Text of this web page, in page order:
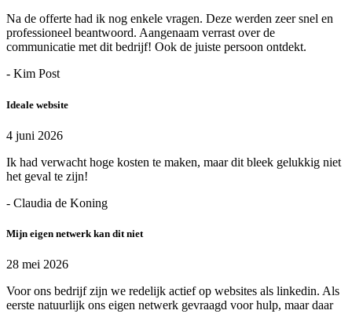
Na de offerte had ik nog enkele vragen. Deze werden zeer snel en
professioneel beantwoord. Aangenaam verrast over de
communicatie met dit bedrijf! Ook de juiste persoon ontdekt.
- Kim Post
Ideale website
4 juni 2026
Ik had verwacht hoge kosten te maken, maar dit bleek gelukkig niet
het geval te zijn!
- Claudia de Koning
Mijn eigen netwerk kan dit niet
28 mei 2026
Voor ons bedrijf zijn we redelijk actief op websites als linkedin. Als
eerste natuurlijk ons eigen netwerk gevraagd voor hulp, maar daar